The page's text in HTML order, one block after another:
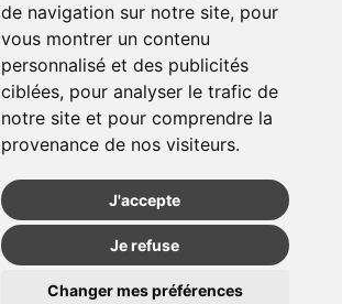
de navigation sur notre site, pour
vous montrer un contenu
personnalisé et des publicités
ciblées, pour analyser le trafic de
notre site et pour comprendre la
provenance de nos visiteurs.
J'accepte
Je refuse
Changer mes préférences
Paiement
Simple, rapide et 100% sécurisé
Retrait & Livriason
Retrait en automate ou Locker
Livraison chez vous